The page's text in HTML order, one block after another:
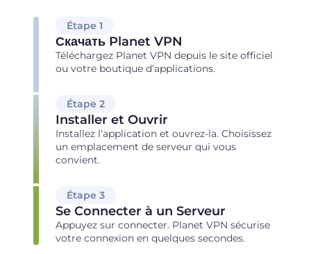
Étape 1
Скачать Planet VPN
Téléchargez Planet VPN depuis le site officiel
ou votre boutique d’applications.
Étape 2
Installer et Ouvrir
Installez l’application et ouvrez-la. Choisissez
un emplacement de serveur qui vous
convient.
Étape 3
Se Connecter à un Serveur
Appuyez sur connecter. Planet VPN sécurise
votre connexion en quelques secondes.